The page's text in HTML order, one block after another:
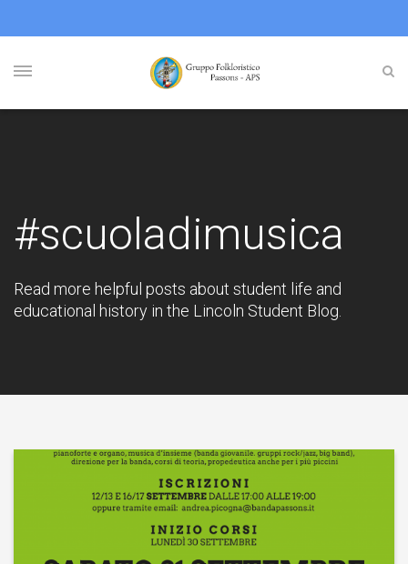
#scuoladimusica
Read more helpful posts about student life and
educational history in the Lincoln Student Blog.